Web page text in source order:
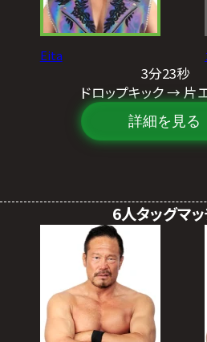
Eita
3分23秒
ドロップキック → 片
詳細を見る
6人タッグマ